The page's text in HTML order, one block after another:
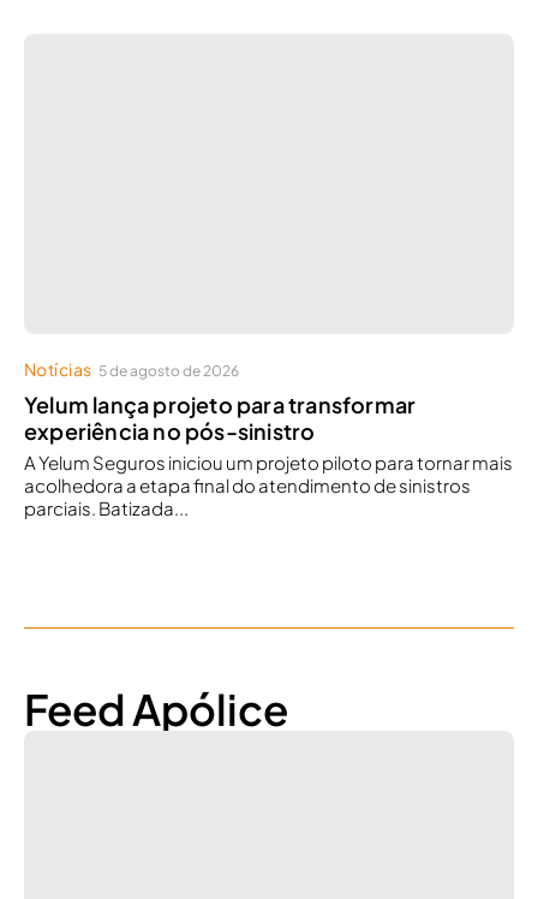
Notícias 5 de agosto de 2026
Yelum lança projeto para transformar
experiência no pós-sinistro
A Yelum Seguros iniciou um projeto piloto para tornar mais
acolhedora a etapa final do atendimento de sinistros
parciais. Batizada...
Feed Apólice